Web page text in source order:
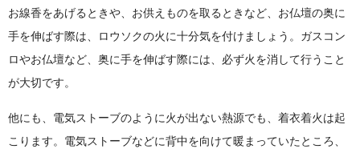
お線香をあげるときや、お供えものを取るときなど、お仏壇の奥に
手を伸ばす際は、ロウソクの火に十分気を付けましょう。ガスコン
ロやお仏壇など、奥に手を伸ばす際には、必ず火を消して行うこと
が大切です。
他にも、電気ストーブのように火が出ない熱源でも、着衣着火は起
こります。電気ストーブなどに背中を向けて暖まっていたところ、